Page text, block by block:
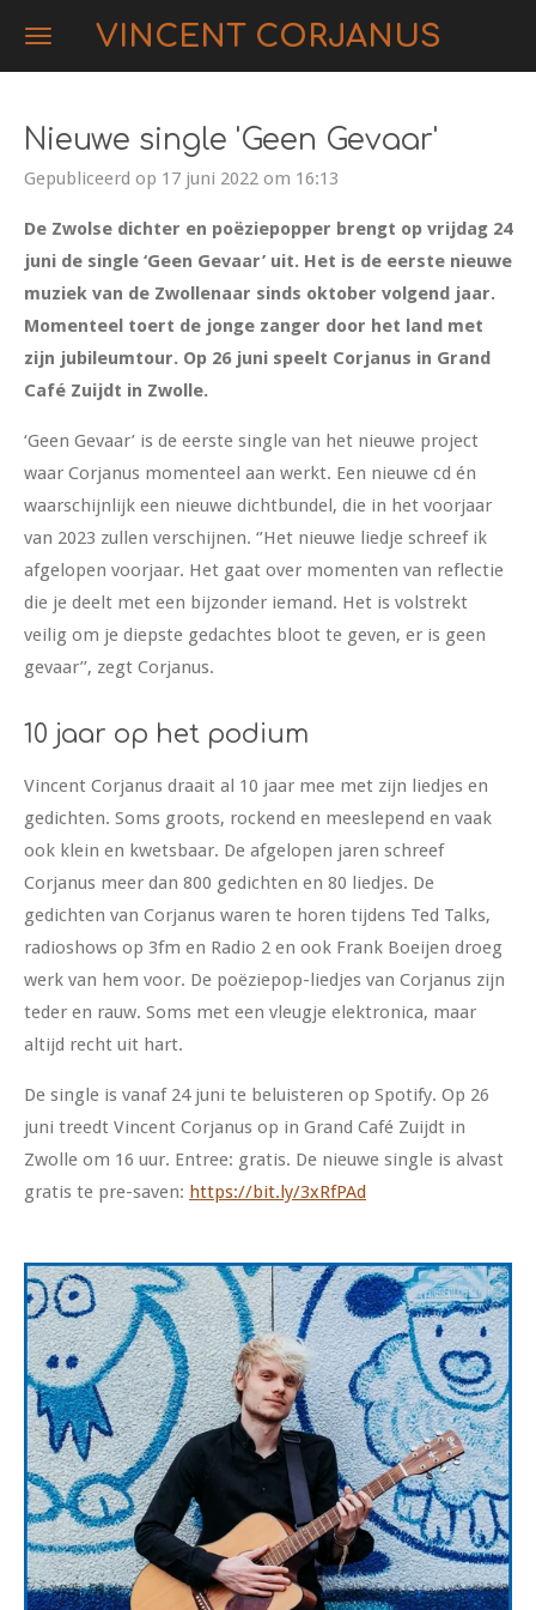
Ga
de
hoofdinhoud
VINCENT CORJANUS
Nieuwe single 'Geen Gevaar'
Gepubliceerd op 17 juni 2022 om 16:13
De Zwolse dichter en poëziepopper brengt op vrijdag 24
juni de single ‘Geen Gevaar’ uit. Het is de eerste nieuwe
muziek van de Zwollenaar sinds oktober volgend jaar.
Momenteel toert de jonge zanger door het land met
zijn jubileumtour. Op 26 juni speelt Corjanus in Grand
Café Zuijdt in Zwolle.
‘Geen Gevaar’ is de eerste single van het nieuwe project
waar Corjanus momenteel aan werkt. Een nieuwe cd én
waarschijnlijk een nieuwe dichtbundel, die in het voorjaar
van 2023 zullen verschijnen. ‘’Het nieuwe liedje schreef ik
afgelopen voorjaar. Het gaat over momenten van reflectie
die je deelt met een bijzonder iemand. Het is volstrekt
veilig om je diepste gedachtes bloot te geven, er is geen
gevaar’’, zegt Corjanus.
10 jaar op het podium
Vincent Corjanus draait al 10 jaar mee met zijn liedjes en
gedichten. Soms groots, rockend en meeslepend en vaak
ook klein en kwetsbaar. De afgelopen jaren schreef
Corjanus meer dan 800 gedichten en 80 liedjes. De
gedichten van Corjanus waren te horen tijdens Ted Talks,
radioshows op 3fm en Radio 2 en ook Frank Boeijen droeg
werk van hem voor. De poëziepop-liedjes van Corjanus zijn
teder en rauw. Soms met een vleugje elektronica, maar
altijd recht uit hart.
De single is vanaf 24 juni te beluisteren op Spotify. Op 26
juni treedt Vincent Corjanus op in Grand Café Zuijdt in
Zwolle om 16 uur. Entree: gratis. De nieuwe single is alvast
gratis te pre-saven: https://bit.ly/3xRfPAd